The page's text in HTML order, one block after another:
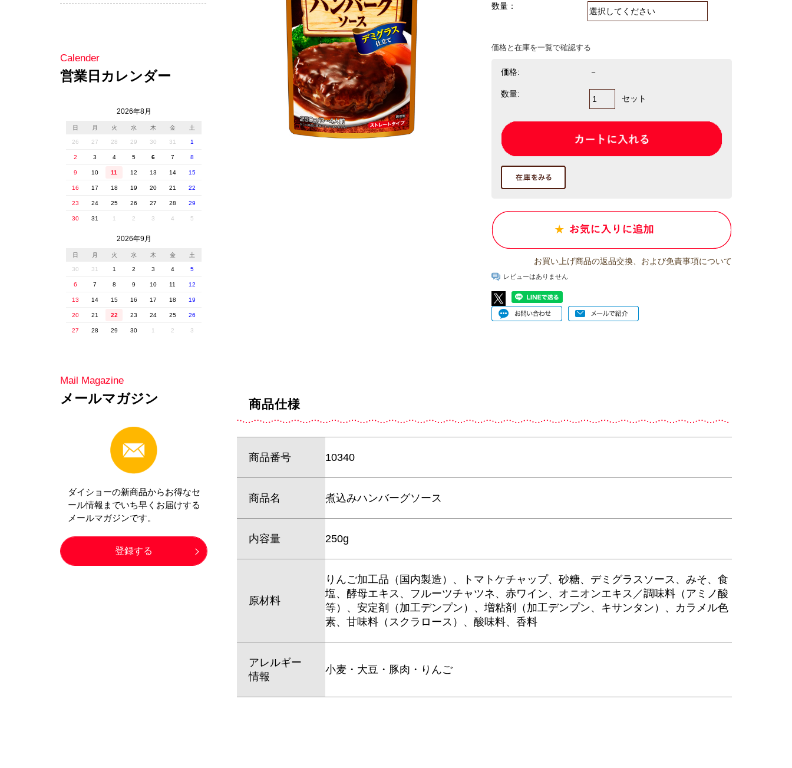
数量：
価格と在庫を一覧で確認する
価格: －
数量: セット
お買い上げ商品の返品交換、および免責事項について
レビューはありません
商品仕様
商品番号 10340
商品名 煮込みハンバーグソース
内容量 250g
原材料
りんご加工品（国内製造）、トマトケチャップ、砂糖、デミグラスソース、みそ、食
塩、酵母エキス、フルーツチャツネ、赤ワイン、オニオンエキス／調味料（アミノ酸
等）、安定剤（加工デンプン）、増粘剤（加工デンプン、キサンタン）、カラメル色
素、甘味料（スクラロース）、酸味料、香料
アレルギー
情報
小麦・大豆・豚肉・りんご